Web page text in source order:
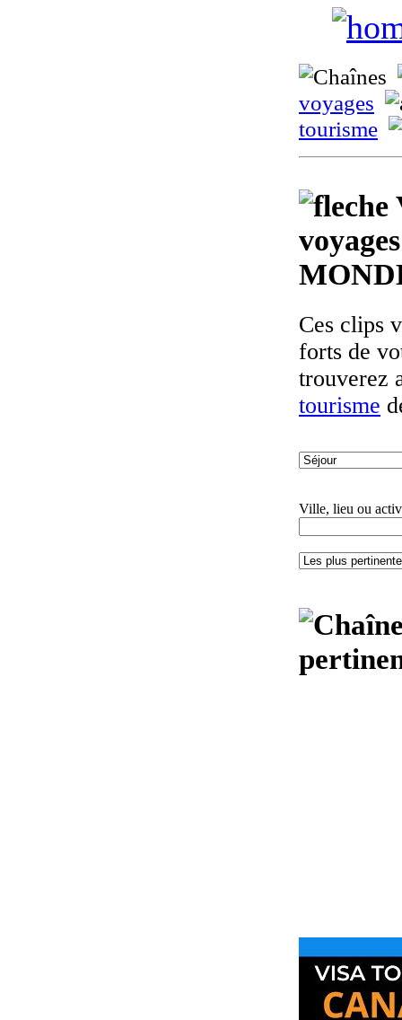
voyages
tourisme
Ces clips
forts de
trouverez
tourisme
Ville, lieu ou